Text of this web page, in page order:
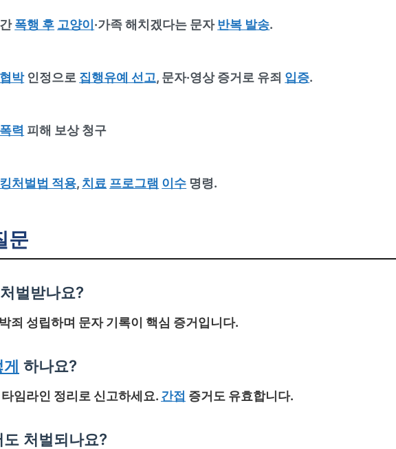
폭행 후 고양이 ·가족 해치겠다는 문자반복 발송.
박인정으로 집행유예 선고, 문자·영상 증거로 유죄 입증.
력 피해 보상 청구
처벌법 적용, 치료 프로그램 이수 명령.
문
벌받나요?
죄 성립하며 문자 기록이 핵심 증거입니다.
게 하나요?
타임라인 정리로 신고하세요. 간접 증거도 유효합니다.
처벌되나요?